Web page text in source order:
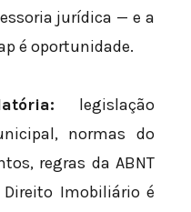
jurídica — e a
é oportunidade.
legislação
normas do
regras da ABNT
Imobiliário é